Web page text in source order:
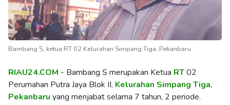
Bambang S, ketua RT 02 Kelurahan Simpang Tiga, Pekanbaru
RIAU24.COM - Bambang S merupakan Ketua RT02
Perumahan Putra Jaya Blok II, Kelurahan Simpang Tiga,
Pekanbaru yang menjabat selama 7 tahun, 2 periode.